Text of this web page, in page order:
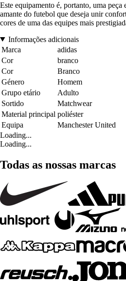
Este equipamento é, portanto, uma peça
amante do futebol que deseja unir
cores de uma das equipes mais
Informações adicionais
Marca
adidas
Cor
branco
Cor
Branco
Género
Homem
Grupo etário
Adulto
Sortido
Matchwear
Material principal poliéster
Equipa
Manchester United
Loading...
Loading...
Todas as nossas marcas